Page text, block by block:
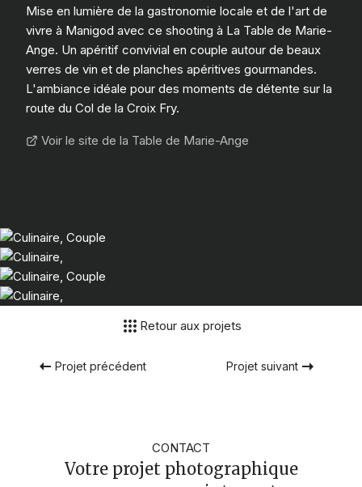
Mise en lumière de la gastronomie locale et de l'art de
vivre à Manigod avec ce shooting à La Table de Marie-
Ange. Un apéritif convivial en couple autour de beaux
verres de vin et de planches apéritives gourmandes.
L'ambiance idéale pour des moments de détente sur la
route du Col de la Croix Fry.
Voir le site de la Table de Marie-Ange
Projet précédent
Retour aux projets
Projet suivant
CONTACT
Votre projet photographique